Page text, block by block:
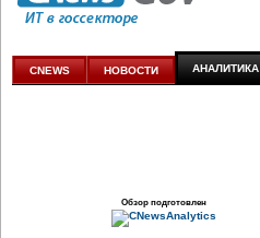
Заоблачная оптимизация: как
аналитике
CNEWS НОВОСТИ АНАЛИТИКА
Обзор подготовлен